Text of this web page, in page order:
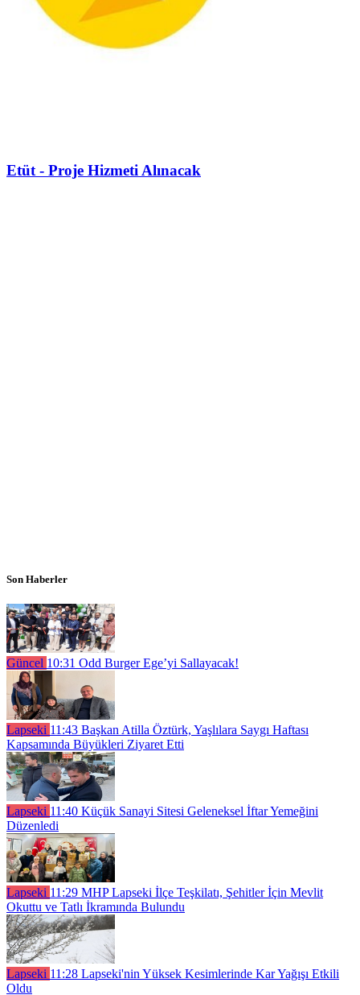
Etüt - Proje Hizmeti Alınacak
Son Haberler
Güncel 10:31 Odd Burger Ege’yi Sallayacak!
Lapseki 11:43 Başkan Atilla Öztürk, Yaşlılara Saygı Haftası
Kapsamında Büyükleri Ziyaret Etti
Lapseki 11:40 Küçük Sanayi Sitesi Geleneksel İftar Yemeğini
Düzenledi
Lapseki 11:29 MHP Lapseki İlçe Teşkilatı, Şehitler İçin Mevlit
Okuttu ve Tatlı İkramında Bulundu
Lapseki 11:28 Lapseki'nin Yüksek Kesimlerinde Kar Yağışı Etkili
Oldu